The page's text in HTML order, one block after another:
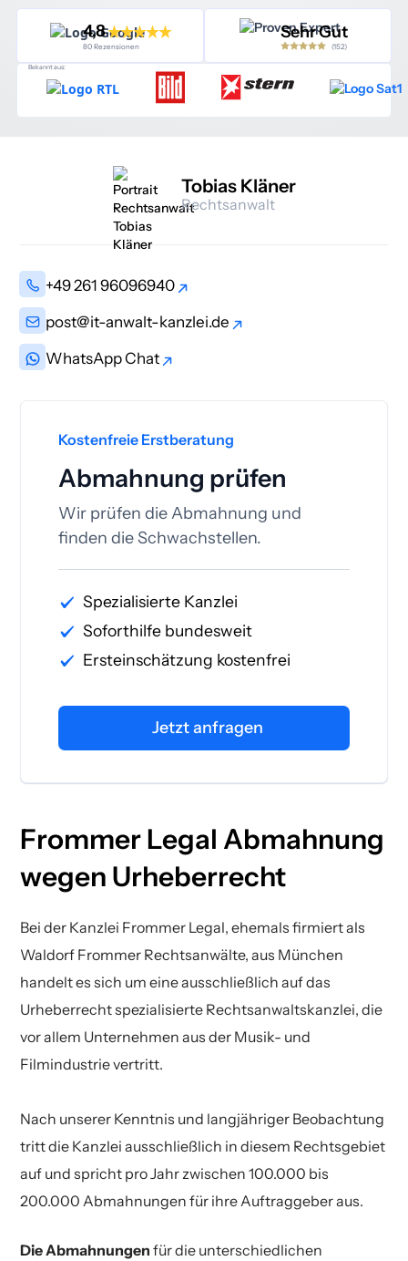
4,8
80 Rezensionen
Sehr Gut
(152)
Bekannt aus:
Frommer Legal Abmahnung
wegen Urheberrecht
Bei der Kanzlei Frommer Legal, ehemals firmiert als
Waldorf Frommer Rechtsanwälte, aus München
handelt es sich um eine ausschließlich auf das
Urheberrecht spezialisierte Rechtsanwaltskanzlei, die
vor allem Unternehmen aus der Musik- und
Filmindustrie vertritt.
Nach unserer Kenntnis und langjähriger Beobachtung
tritt die Kanzlei ausschließlich in diesem Rechtsgebiet
auf und spricht pro Jahr zwischen 100.000 bis
200.000 Abmahnungen für ihre Auftraggeber aus.
Die Abmahnungen für die unterschiedlichen
Tobias Kläner
Rechtsanwalt
+49 261 96096940
post@it-anwalt-kanzlei.de
WhatsApp Chat
Kostenfreie Erstberatung
Abmahnung prüfen
Wir prüfen die Abmahnung und
finden die Schwachstellen.
Spezialisierte Kanzlei
Soforthilfe bundesweit
Ersteinschätzung kostenfrei
Jetzt anfragen